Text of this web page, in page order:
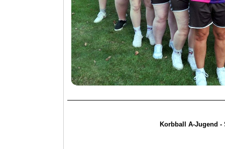
Korbball A-Jugend -